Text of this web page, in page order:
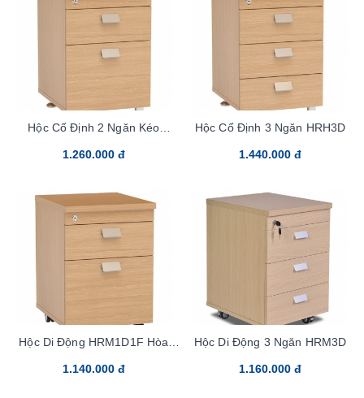
Hộc Cố Định 2 Ngăn Kéo
1.260.000 đ
Hộc Cố Định 3 Ngăn HRH3D
1.440.000 đ
Hộc Di Động HRM1D1F Hòa
1.140.000 đ
Hộc Di Động 3 Ngăn HRM3D
1.160.000 đ